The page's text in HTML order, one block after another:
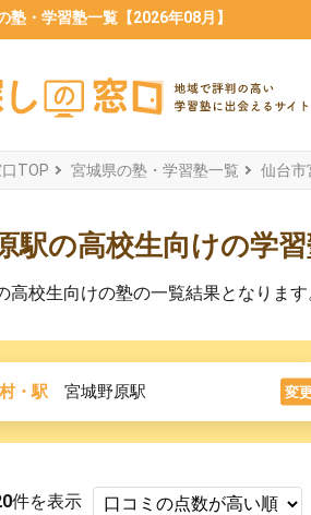
塾・学習塾一覧【2026年08月】
TOP 宮城県の塾・学習塾一覧 仙台市
駅の高校生向けの学
高校生向けの塾の一覧結果となりま
・駅 宮城野原駅 変
件を表示